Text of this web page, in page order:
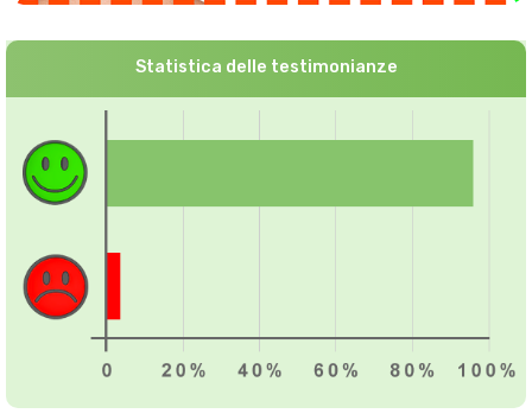
Statistica delle testimonianze